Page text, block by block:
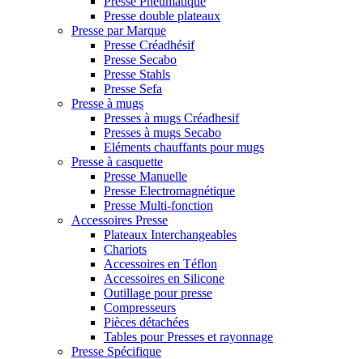
Presse double plateaux
Presse par Marque
Presse Créadhésif
Presse Secabo
Presse Stahls
Presse Sefa
Presse à mugs
Presses à mugs Créadhesif
Presses à mugs Secabo
Eléments chauffants pour mugs
Presse à casquette
Presse Manuelle
Presse Electromagnétique
Presse Multi-fonction
Accessoires Presse
Plateaux Interchangeables
Chariots
Accessoires en Téflon
Accessoires en Silicone
Outillage pour presse
Compresseurs
Pièces détachées
Tables pour Presses et rayonnage
Presse Spécifique